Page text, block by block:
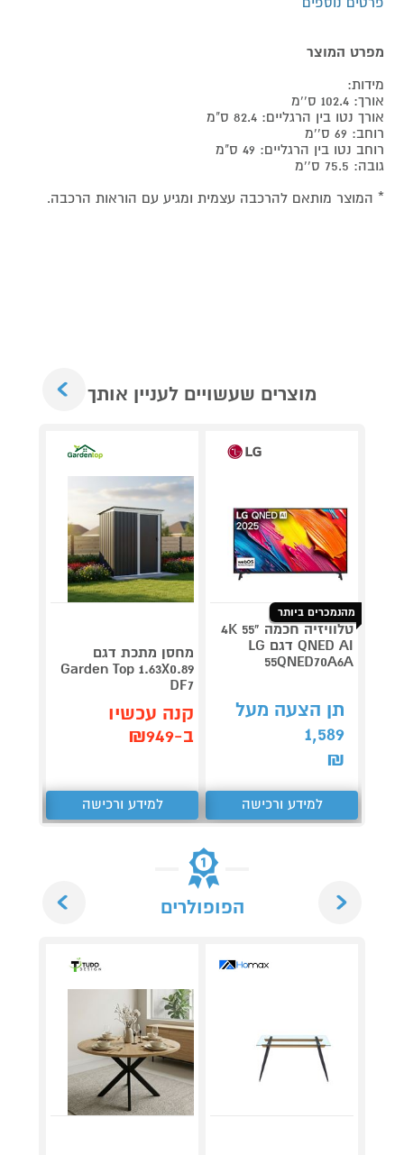
מפרט המוצר
מידות:
אורך: 102.4 ס''מ
אורך נטו בין הרגליים: 82.4 ס"מ
רוחב: 69 ס''מ
רוחב נטו בין הרגליים: 49 ס"מ
גובה: 75.5 ס''מ
* המוצר מותאם להרכבה עצמית ומגיע עם הוראות הרכבה.
מוצרים שעשויים לעניין אותך
מהנמכרים ביותר
טלוויזיה חכמה "55 4K
QNED AI דגם LG
55QNED70A6A
תן הצעה מעל
1,589
₪
למידע ורכישה
מחסן מתכת דגם
Garden Top 1.63X0.89
DF7
קנה עכשיו
ב-₪949
למידע ורכישה
הפופולרים